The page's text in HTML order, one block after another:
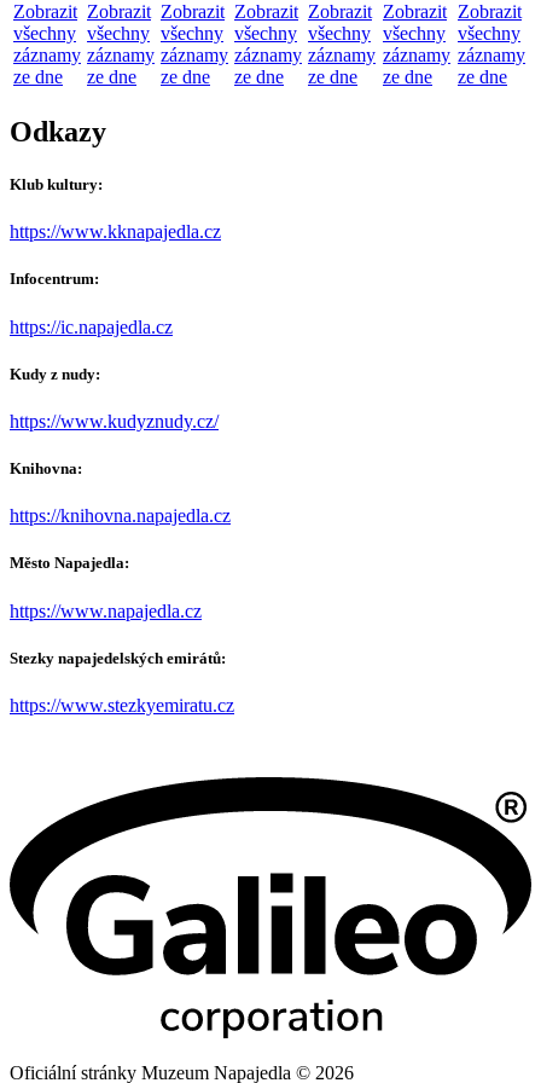
Zobrazit
všechny
záznamy
ze dne
Zobrazit
všechny
záznamy
ze dne
Zobrazit
všechny
záznamy
ze dne
Zobrazit
všechny
záznamy
ze dne
Zobrazit
všechny
záznamy
ze dne
Zobrazit
všechny
záznamy
ze dne
Zobrazit
všechny
záznamy
ze dne
Odkazy
Klub kultury:
https://www.kknapajedla.cz
Infocentrum:
https://ic.napajedla.cz
Kudy z nudy:
https://www.kudyznudy.cz/
Knihovna:
https://knihovna.napajedla.cz
Město Napajedla:
https://www.napajedla.cz
Stezky napajedelských emirátů:
https://www.stezkyemiratu.cz
Oficiální stránky Muzeum Napajedla © 2026